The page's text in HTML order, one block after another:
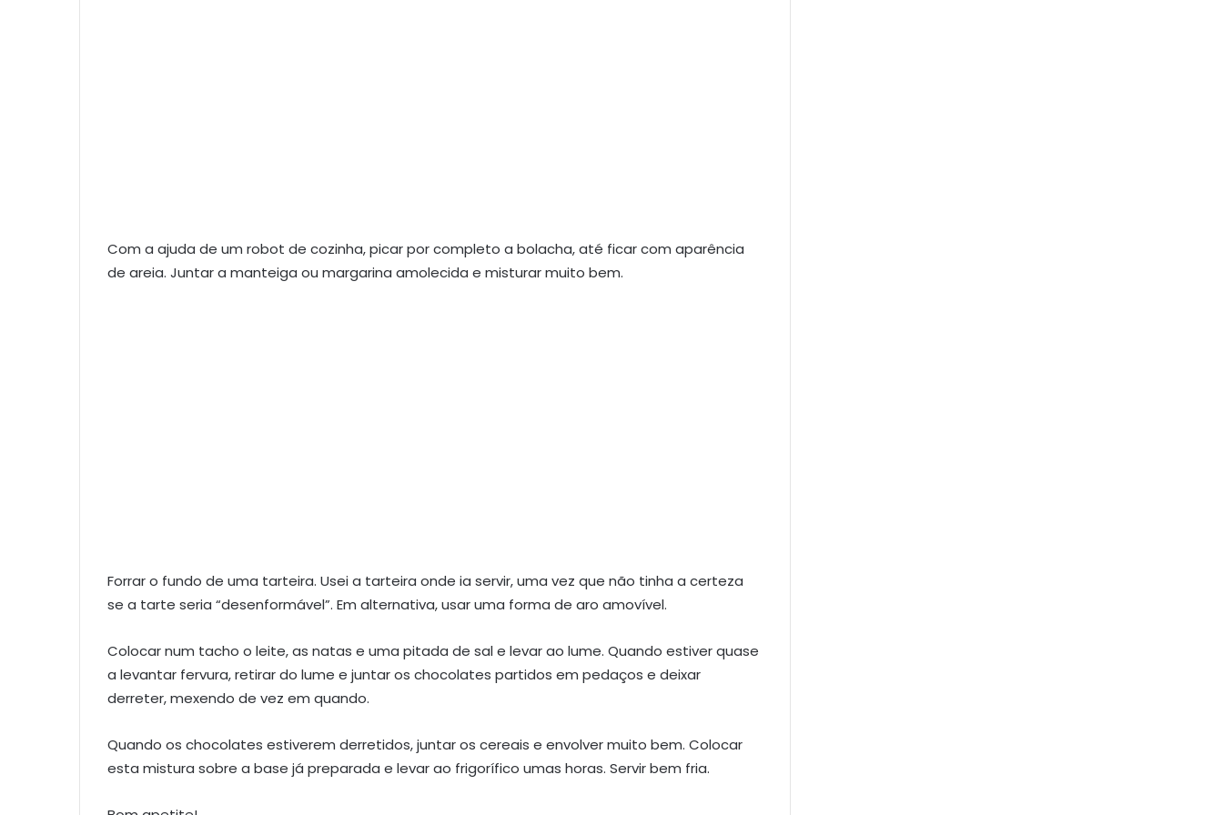
Com a ajuda de um robot de cozinha, picar por completo a bolacha, até ficar com aparência
de areia. Juntar a manteiga ou margarina amolecida e misturar muito bem.
Forrar o fundo de uma tarteira. Usei a tarteira onde ia servir, uma vez que não tinha a certeza
se a tarte seria “desenformável”. Em alternativa, usar uma forma de aro amovível.
Colocar num tacho o leite, as natas e uma pitada de sal e levar ao lume. Quando estiver quase
a levantar fervura, retirar do lume e juntar os chocolates partidos em pedaços e deixar
derreter, mexendo de vez em quando.
Quando os chocolates estiverem derretidos, juntar os cereais e envolver muito bem. Colocar
esta mistura sobre a base já preparada e levar ao frigorífico umas horas. Servir bem fria.